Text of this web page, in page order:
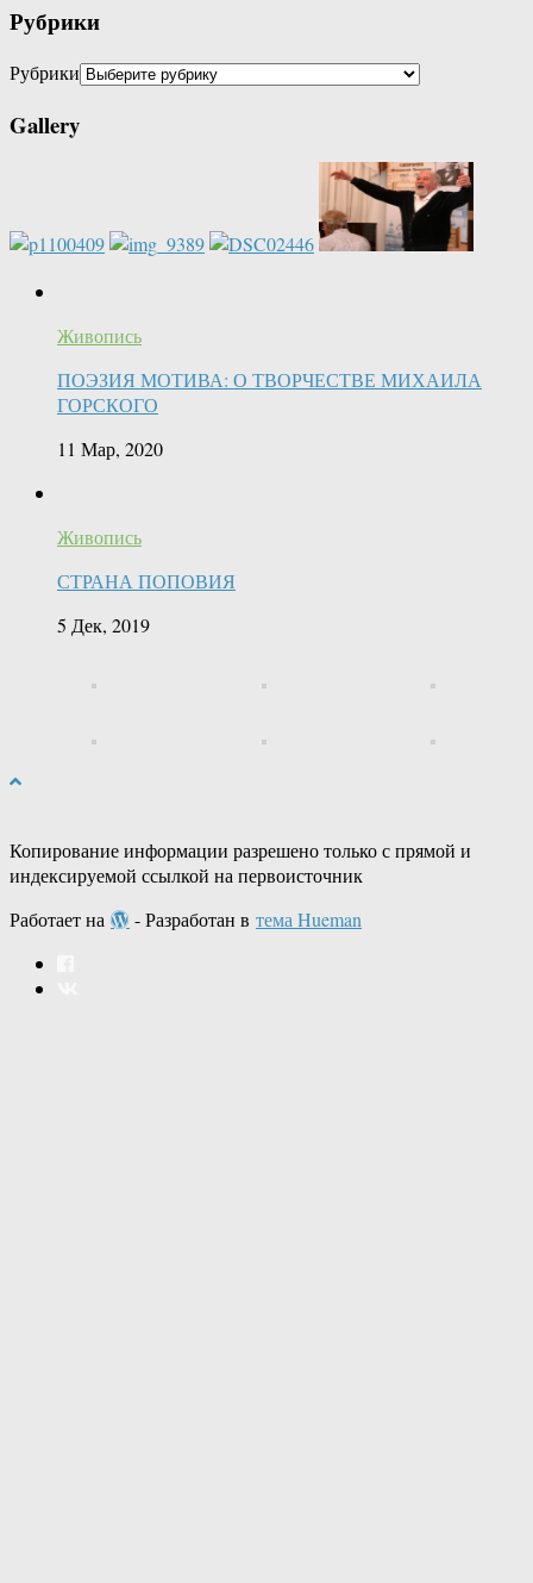
Рубрики
Рубрики
Gallery
Живопись
ПОЭЗИЯ МОТИВА: О ТВОРЧЕСТВЕ МИХАИЛА
ГОРСКОГО
11 Мар, 2020
Живопись
СТРАНА ПОПОВИЯ
5 Дек, 2019
Копирование информации разрешено только с прямой и
индексируемой ссылкой на первоисточник
Работает на
- Разработан в тема Hueman